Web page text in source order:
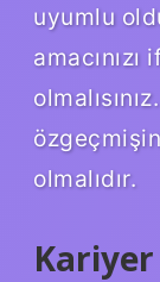
uyumlu
olmalıdır.
Kariyer